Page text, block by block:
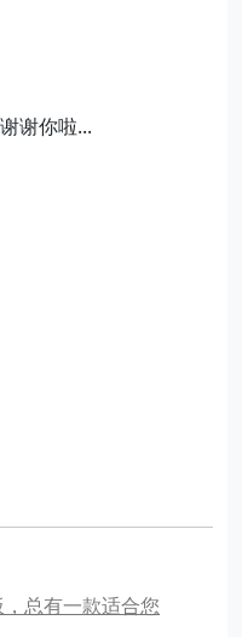
谢你啦...
总有一款适合您